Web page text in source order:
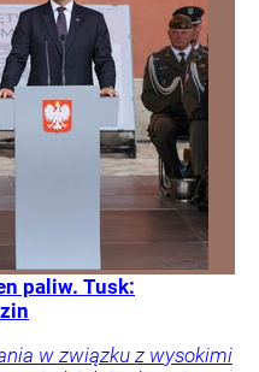
paliw. Tusk:
w związku z wysokimi